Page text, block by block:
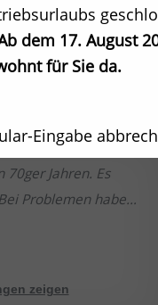
70ger Jahren. Es
Problemen haben
zeigen
dem 17. August
für Sie da.
Eingabe